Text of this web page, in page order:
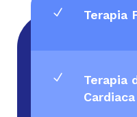
N Terapia
N
Terapia
Cardiaca